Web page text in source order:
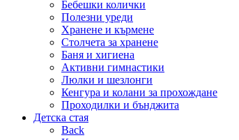
Бебешки колички
Полезни уреди
Хранене и кърмене
Столчета за хранене
Баня и хигиена
Активни гимнастики
Люлки и шезлонги
Кенгура и колани за прохождане
Проходилки и бънджита
Детска стая
Back